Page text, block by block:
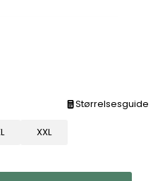
Størrelsesguide
XXL